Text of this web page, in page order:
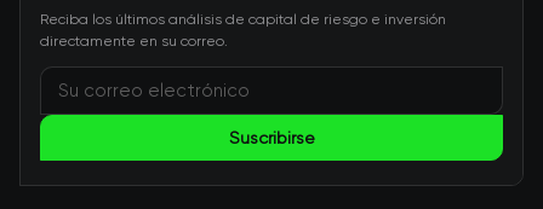
Reciba los últimos análisis de capital de riesgo e inversión
directamente en su correo.
Suscribirse